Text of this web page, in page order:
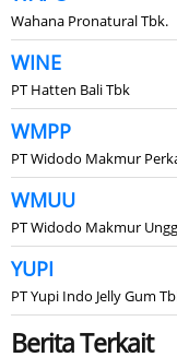
Wahana Pronatural Tbk.
WINE
PT Hatten Bali Tbk
WMPP
PT Widodo Makmur
WMUU
PT Widodo Makmur
YUPI
PT Yupi Indo Jelly Gum
Berita Terkait